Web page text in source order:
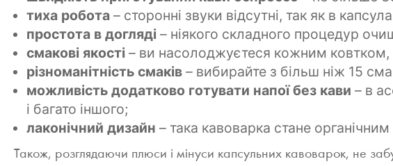
тиха робота – сторонні звуки відсутні, так як в
простота в догляді – ніякого складного процедур
смакові якості – ви насолоджуєтеся кожним ковтком,
різноманітність смаків – вибирайте з більш ніж 15
можливість додатково готувати напої без кави – в
і багато іншого;
лаконічний дизайн – така кавоварка стане
Також, розглядаючи плюси і мінуси капсульних кавоварок, не